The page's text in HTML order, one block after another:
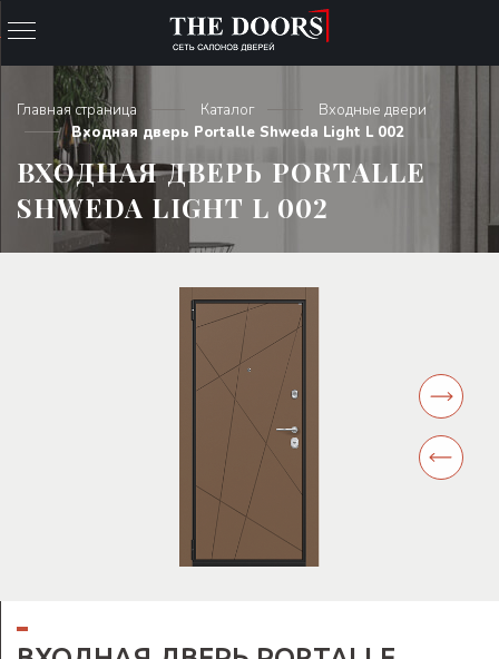
Главная страница Каталог
Входные двери
Входная дверь Portalle Shweda Light L 002
ВХОДНАЯ ДВЕРЬ PORTALLE
SHWEDA LIGHT L 002